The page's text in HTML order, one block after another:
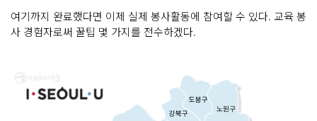
여기까지 완료했다면 이제 실제 봉사활동에 참여할 수 있다. 교육 봉
사 경험자로써 꿀팁 몇 가지를 전수하겠다.